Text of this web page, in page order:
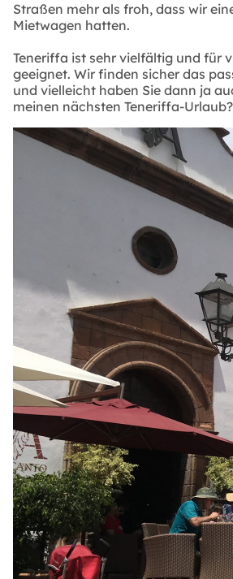
Straßen mehr als froh, dass wir
Mietwagen hatten.
Teneriffa ist sehr vielfältig und für
geeignet. Wir finden sicher das
und vielleicht haben Sie dann ja
meinen nächsten Teneriffa-Urlaub?